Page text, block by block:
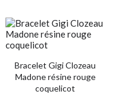
Bracelet Gigi Clozeau
Madone résine rouge
coquelicot